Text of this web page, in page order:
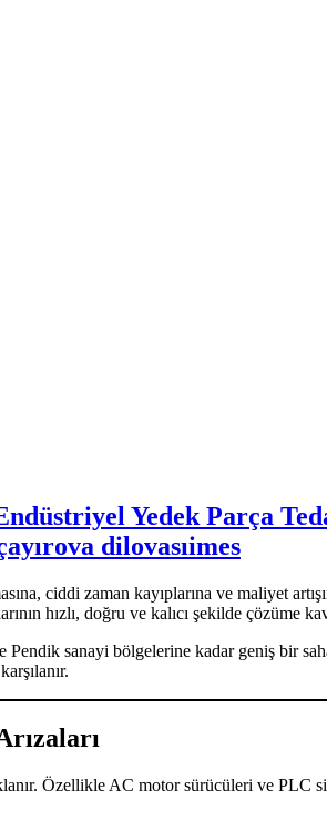
Yedek Parça
dilovasıimes
ciddi zaman kayıplarına ve maliyet
hızlı, doğru ve kalıcı şekilde çözüme
sanayi bölgelerine kadar geniş bir
Özellikle AC motor sürücüleri ve